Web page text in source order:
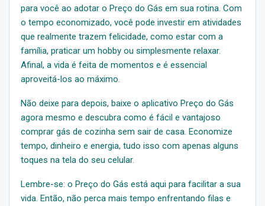
para você ao adotar o Preço do Gás em sua rotina. Com
o tempo economizado, você pode investir em atividades
que realmente trazem felicidade, como estar com a
família, praticar um hobby ou simplesmente relaxar.
Afinal, a vida é feita de momentos e é essencial
aproveitá-los ao máximo.
Não deixe para depois, baixe o aplicativo Preço do Gás
agora mesmo e descubra como é fácil e vantajoso
comprar gás de cozinha sem sair de casa. Economize
tempo, dinheiro e energia, tudo isso com apenas alguns
toques na tela do seu celular.
Lembre-se: o Preço do Gás está aqui para facilitar a sua
vida. Então, não perca mais tempo enfrentando filas e